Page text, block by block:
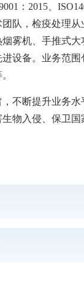
：2015、
队，检疫处理
雾机、手推式
设备。业务范
不断提升业务
物入侵、保卫